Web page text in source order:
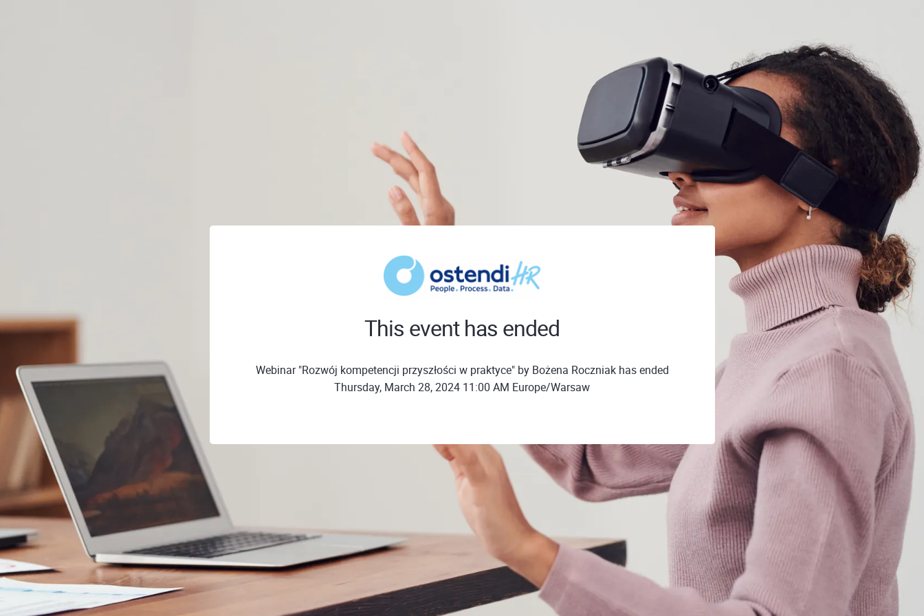
This event has ended
Webinar "Rozwój kompetencji przyszłości w praktyce" by Bożena Roczniak has ended
Thursday, March 28, 2024 11:00 AM Europe/Warsaw